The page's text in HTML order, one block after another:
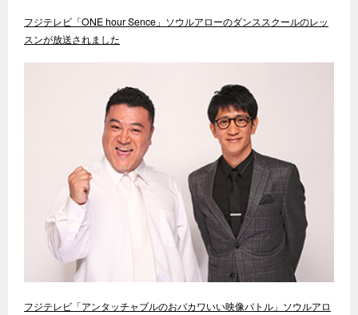
フジテレビ「ONE hour Sence」ソウルアローのダンススクールのレッ
スンが放送されました
フジテレビ「アンタッチャブルのおバカワいい映像バトル」ソウルアロ